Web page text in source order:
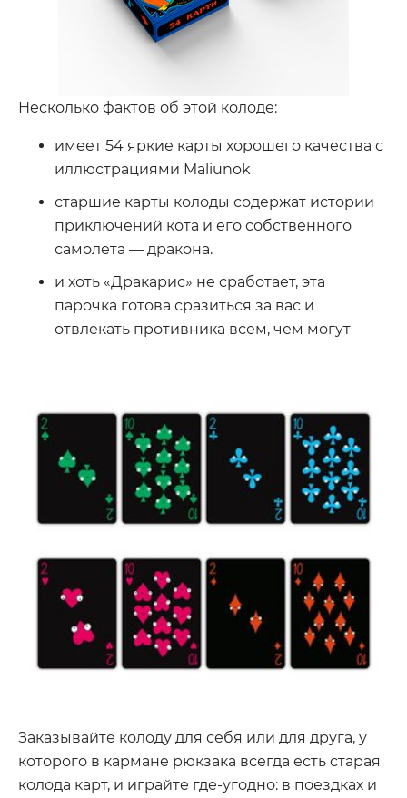
Несколько фактов об этой колоде:
имеет 54 яркие карты хорошего качества с
иллюстрациями Maliunok
старшие карты колоды содержат истории
приключений кота и его собственного
самолета — дракона.
и хоть «Дракарис» не сработает, эта
парочка готова сразиться за вас и
отвлекать противника всем, чем могут
Заказывайте колоду для себя или для друга, у
которого в кармане рюкзака всегда есть старая
колода карт, и играйте где-угодно: в поездках и